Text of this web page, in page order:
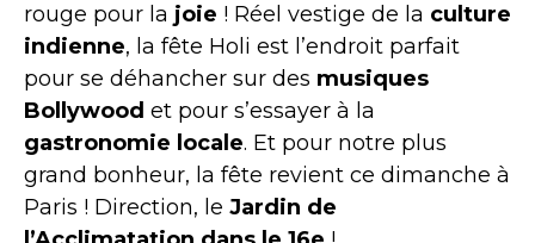
rouge pour la joie ! Réel vestige de la culture
indienne, la fête Holi est l’endroit parfait
pour se déhancher sur des musiques
Bollywood et pour s’essayer à la
gastronomie locale. Et pour notre plus
grand bonheur, la fête revient ce dimanche à
Paris ! Direction, le Jardin de